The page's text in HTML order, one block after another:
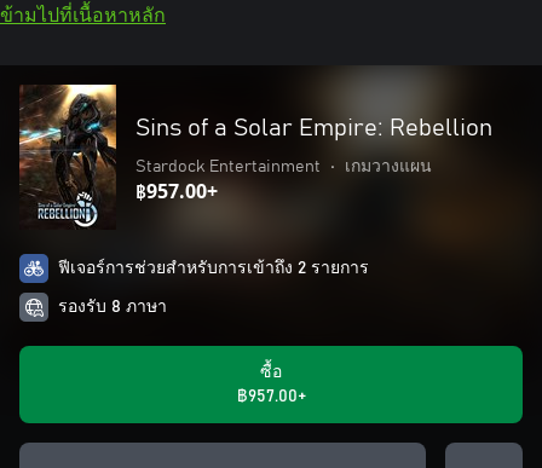
ข้ามไปที่เนื้อหาหลัก
Sins of a Solar Empire: Rebellion
Stardock Entertainment • เกมวางแผน
฿957.00+
ฟีเจอร์การช่วยสำหรับการเข้าถึง 2 รายการ
รองรับ 8 ภาษา
ซื้อ
฿957.00+